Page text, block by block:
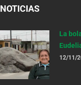
NOTICIAS
La
12/11/